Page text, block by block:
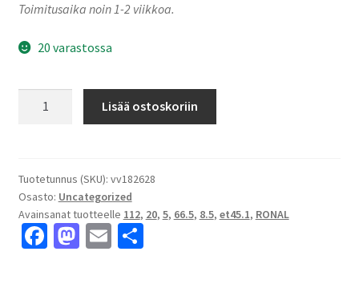
Toimitusaika noin 1-2 viikkoa.
20 varastossa
FRONT
CUT
8.5x20"
5x112
Lisää ostoskoriin
Tuotetunnus (SKU): vv182628
Osasto: Uncategorized
Avainsanat tuotteelle 112, 20, 5, 66.5, 8.5, et45.1, RONAL
Fa M E S